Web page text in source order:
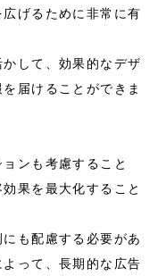
げるために非常に有
して、効果的なデザ
届けることができま
ンも考慮すること
果を最大化すること
も配慮する必要があ
って、長期的な広告